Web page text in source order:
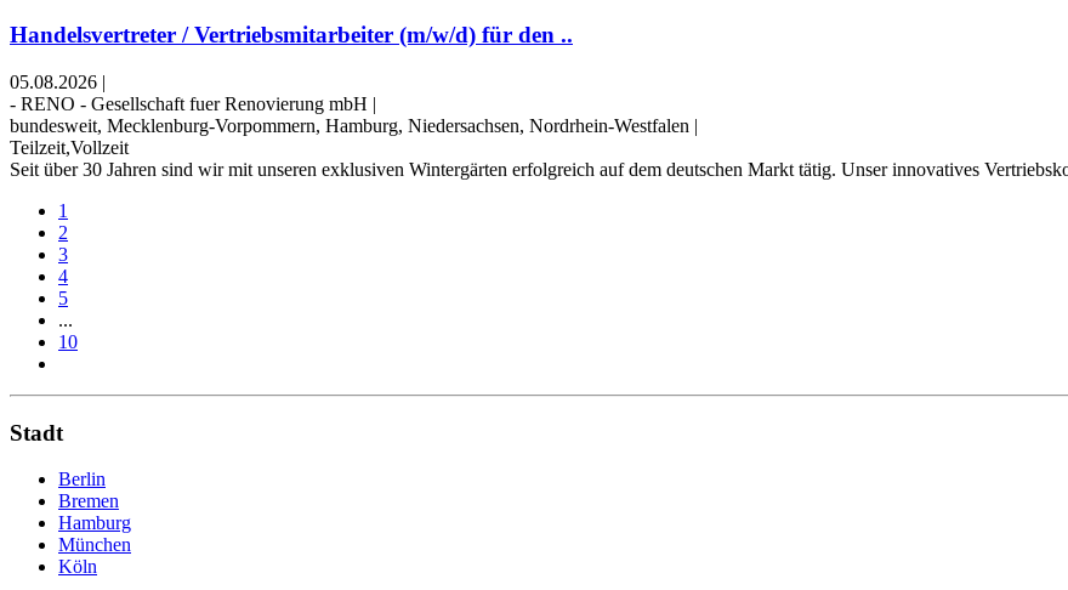
Handelsvertreter / Vertriebsmitarbeiter (m/w/d) für den ..
05.08.2026 |
- RENO - Gesellschaft fuer Renovierung mbH |
bundesweit, Mecklenburg-Vorpommern, Hamburg, Niedersachsen, Nordrhein-Westfalen |
Teilzeit,Vollzeit
Seit über 30 Jahren sind wir mit unseren exklusiven Wintergärten erfolgreich auf dem deutschen Markt tätig. Unser innovatives
1
2
3
4
5
...
10
Stadt
Berlin
Bremen
Hamburg
München
Köln